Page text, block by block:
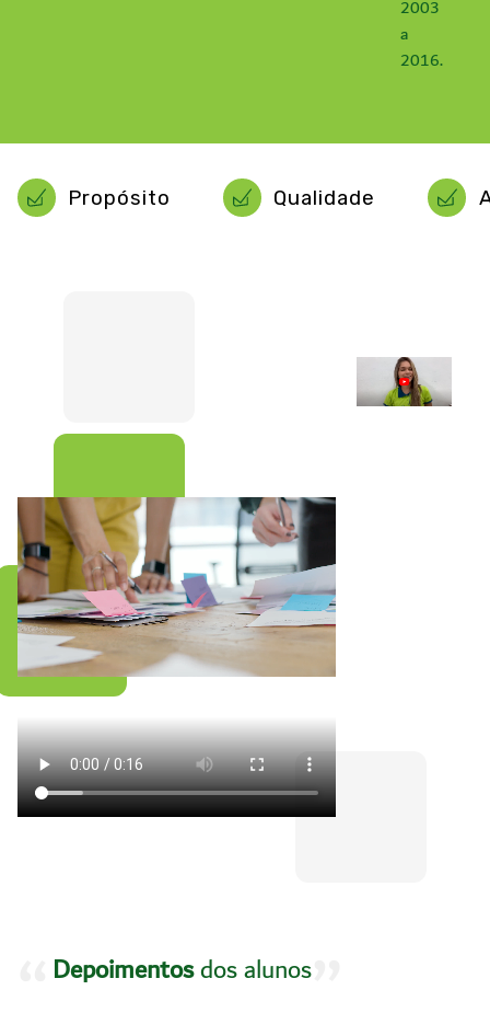
2003
a
2016.
Propósito Qualidade
Depoimentosdos alunos